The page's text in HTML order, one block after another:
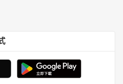
比喻
妹
們村莊的人（一）
們村莊的人（二）
死去的女兒